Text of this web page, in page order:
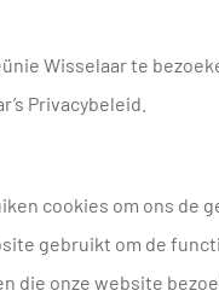
Wisselaar te
Privacybeleid.
cookies om ons de
gebruikt om de
die onze website